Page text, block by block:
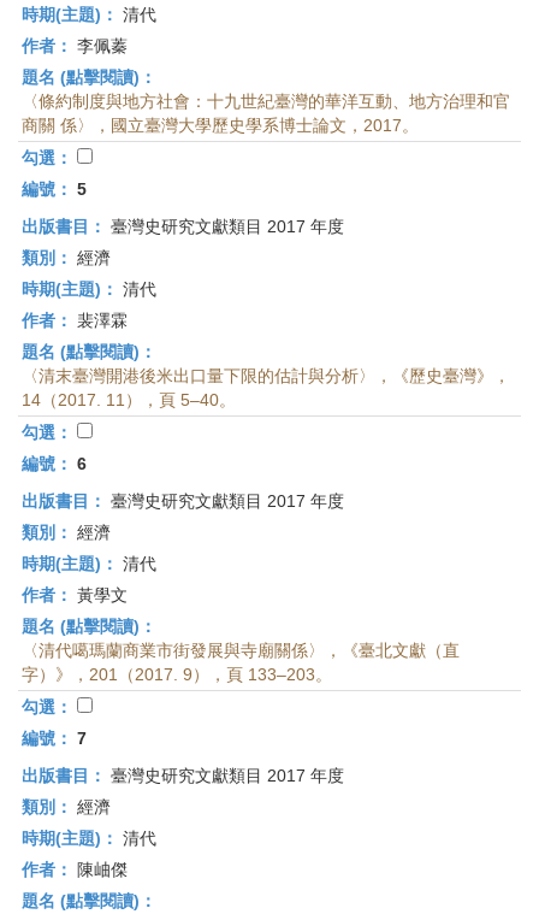
時期(主題)： 清代
作者： 李佩蓁
題名 (點擊閱讀)：
〈條約制度與地方社會：十九世紀臺灣的華洋互動、地方治理和官
商關 係〉，國立臺灣大學歷史學系博士論文，2017。
勾選：
編號： 5
出版書目： 臺灣史研究文獻類目 2017 年度
類別： 經濟
時期(主題)： 清代
作者：
裴澤霖
題名 (點擊閱讀)：
〈清末臺灣開港後米出口量下限的估計與分析〉，《歷史臺灣》，
14（2017. 11），頁 5–40。
勾選：
編號： 6
出版書目： 臺灣史研究文獻類目 2017 年度
類別： 經濟
時期(主題)： 清代
作者： 黃學文
題名 (點擊閱讀)：
〈清代噶瑪蘭商業市街發展與寺廟關係〉，《臺北文獻（直
字）》，201（2017. 9），頁 133–203。
勾選：
編號： 7
出版書目： 臺灣史研究文獻類目 2017 年度
類別： 經濟
時期(主題)： 清代
作者：
陳岫傑
題名 (點擊閱讀)：